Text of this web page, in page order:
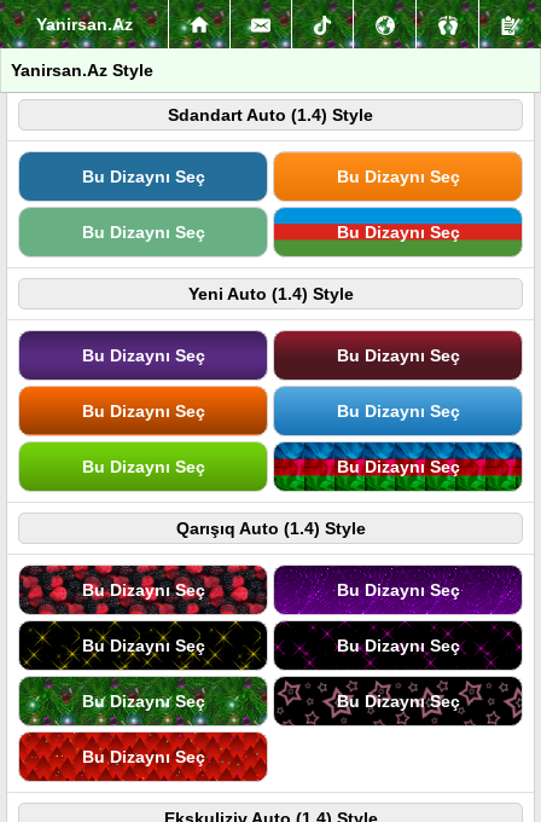
Yanirsan.Az
Yanirsan.Az Style
Sdandart Auto (1.4) Style
Bu Dizaynı Seç Bu Dizaynı Seç
Bu Dizaynı Seç Bu Dizaynı Seç
Yeni Auto (1.4) Style
Bu Dizaynı Seç Bu Dizaynı Seç
Bu Dizaynı Seç Bu Dizaynı Seç
Bu Dizaynı Seç Bu Dizaynı Seç
Qarışıq Auto (1.4) Style
Bu Dizaynı Seç Bu Dizaynı Seç
Bu Dizaynı Seç Bu Dizaynı Seç
Bu Dizaynı Seç Bu Dizaynı Seç
Bu Dizaynı Seç